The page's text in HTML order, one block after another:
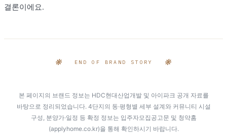
결론이에요.
❋ END OF BRAND STORY ❋
본 페이지의 브랜드 정보는 HDC현대산업개발 및 아이파크 공개 자료를
바탕으로 정리되었습니다. 4단지의 동·평형별 세부 설계와 커뮤니티 시설
구성, 분양가·일정 등 확정 정보는 입주자모집공고문 및 청약홈
(applyhome.co.kr)을 통해 확인하시기 바랍니다.